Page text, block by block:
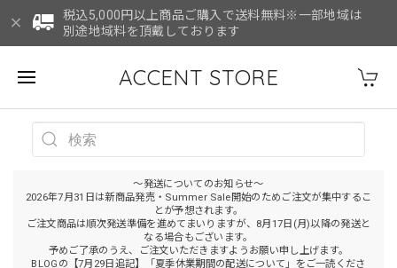
税込5,000円以上商品ご購入で送料無料※一部地域は
別途地域料を頂戴しております
ACCENT STORE
～発送についてのお知らせ～
2026年7月31日は新商品発売・Summer Sale開始のためご注文が集中するこ
とが予想されます。
ご注文商品は順次発送準備を進めてまいりますが、8月17日(月)以降の発送と
なる場合もございます。
予めご了承のうえ、ご注文いただきますようお願い申し上げます。
BLOGの【7月29日追記】「夏季休業期間の配送について」をご一読くださ